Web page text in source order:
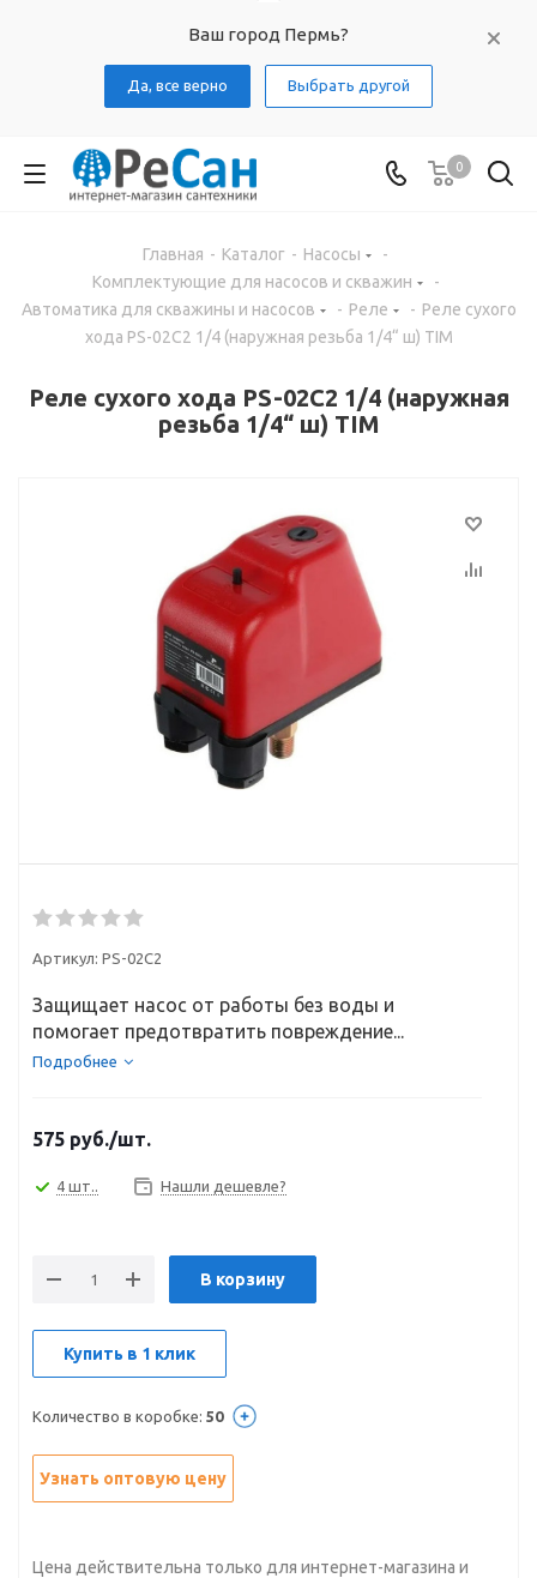
Ваш город Пермь?
Да, все верно Выбрать другой
0
Главная - Каталог - Насосы
-
Комплектующие для насосов и скважин
-
Автоматика для скважины и насосов
- Реле - Реле сухого
хода PS-02C2 1/4 (наружная резьба 1/4“ ш) TIM
Реле сухого хода PS-02C2 1/4 (наружная
резьба 1/4“ ш) TIM
Артикул: PS-02C2
Защищает насос от работы без воды и
помогает предотвратить повреждение...
Подробнее
575 руб./шт.
4 шт.. Нашли дешевле?
В корзину
Купить в 1 клик
Количество в коробке: 50
Узнать оптовую цену
Цена действительна только для интернет-магазина и